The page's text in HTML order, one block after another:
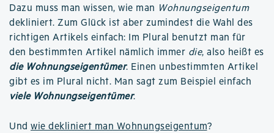
Dazu muss man wissen, wie man Wohnungseigentum
dekliniert. Zum Glück ist aber zumindest die Wahl des
richtigen Artikels einfach: Im Plural benutzt man für
den bestimmten Artikel nämlich immer die, also heißt es
die Wohnungseigentümer. Einen unbestimmten Artikel
gibt es im Plural nicht. Man sagt zum Beispiel einfach
viele Wohnungseigentümer.
Und wie dekliniert man Wohnungseigentum?